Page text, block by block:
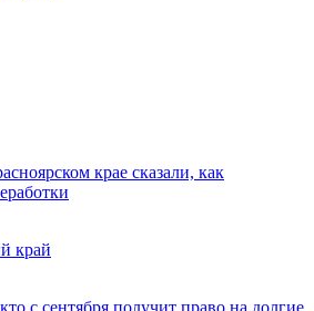
крае сказали, как
край
с сентября получит право на долгие